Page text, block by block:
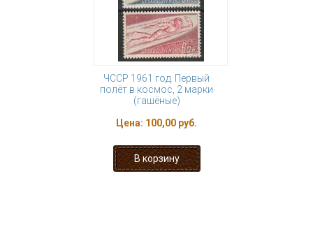
ЧССР 1961 год. Первый
полёт в космос, 2 марки
(гашёные)
Цена: 100,00 руб.